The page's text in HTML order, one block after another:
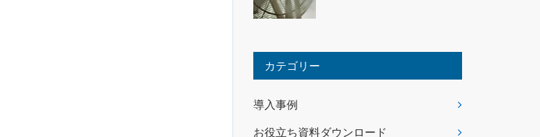
カテゴリー
導入事例
お役立ち資料ダウンロード